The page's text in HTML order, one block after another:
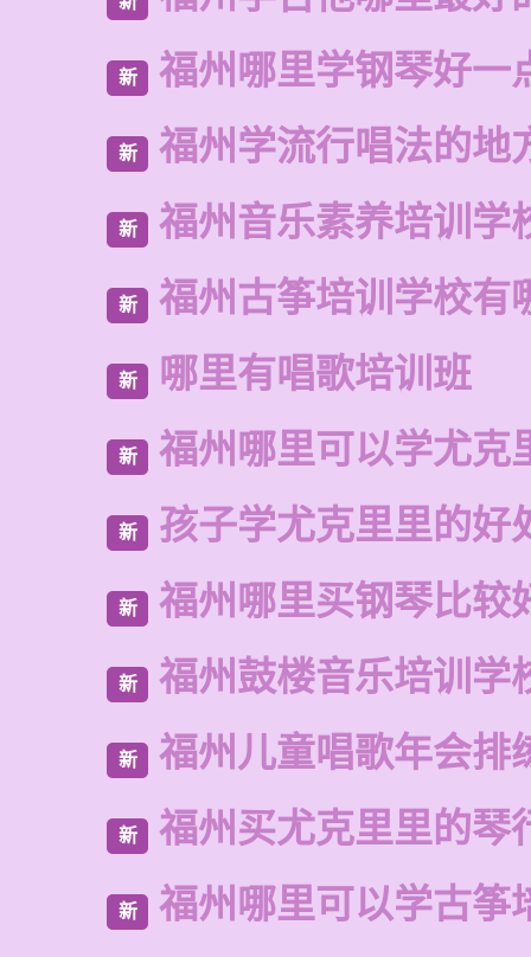
新 福州哪里学钢琴好一
新 福州学流行唱法的地
新 福州音乐素养培训学
新 福州古筝培训学校有
新 哪里有唱歌培训班
新 福州哪里可以学尤克
新 孩子学尤克里里的好
新 福州哪里买钢琴比较
新 福州鼓楼音乐培训学
新 福州儿童唱歌年会排
新 福州买尤克里里的琴
新 福州哪里可以学古筝